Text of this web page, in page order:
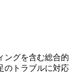
ングを含む総合的
のトラブルに対応